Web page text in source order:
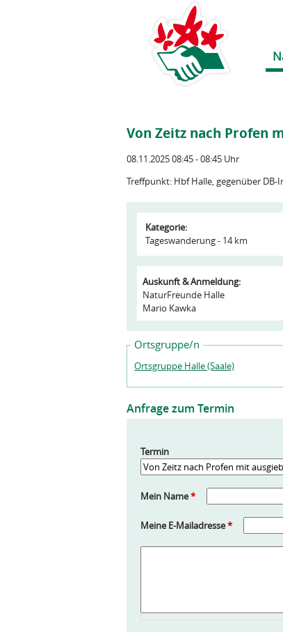
Von Zeitz nach Profen
08.11.2025 08:45 - 08:45 Uhr
Treffpunkt: Hbf Halle, gegenüber DB-
Kategorie:
Tageswanderung - 14 km
Auskunft & Anmeldung:
NaturFreunde Halle
Mario Kawka
Ortsgruppe/n
Ortsgruppe Halle (Saale)
Anfrage zum Termin
Termin
Mein Name*
Meine E-Mailadresse*